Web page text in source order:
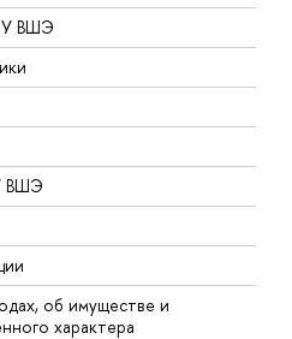
ВШЭ
ВШЭ
об имуществе и
характера